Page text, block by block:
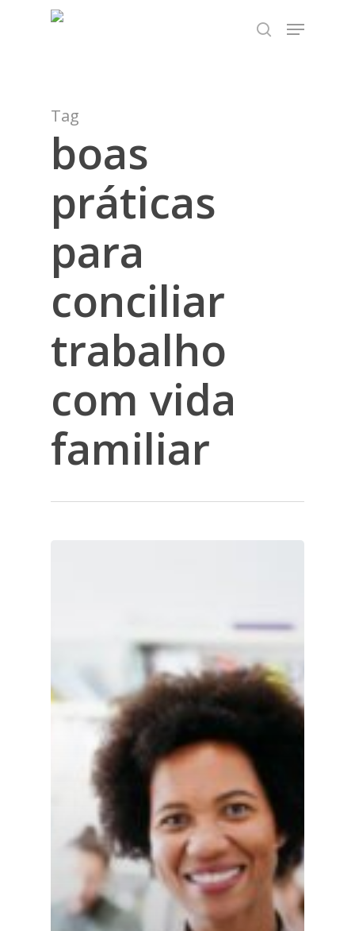
TEST89838
search
Menu
Tag
boas
práticas
para
conciliar
trabalho
com vida
familiar